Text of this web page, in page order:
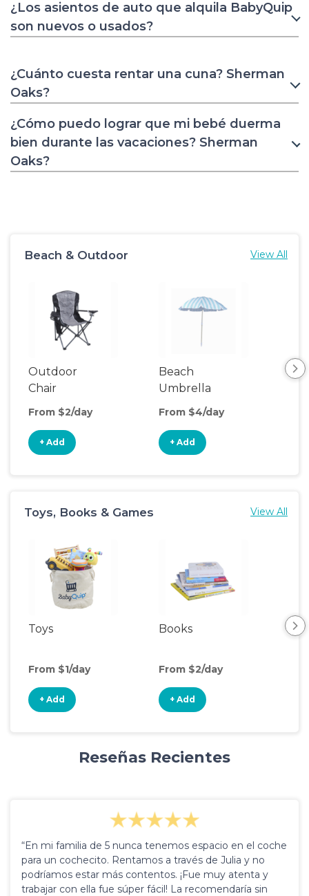
¿Los asientos de auto que alquila BabyQuip
son nuevos o usados?
¿Cuánto cuesta rentar una cuna? Sherman
Oaks?
¿Cómo puedo lograr que mi bebé duerma
bien durante las vacaciones? Sherman
Oaks?
Beach & Outdoor View All
Outdoor
Chair
From $2/day
+ Add
Beach
Umbrella
From $4/day
+ Add
Toys, Books & Games View All
Toys
From $1/day
+ Add
Books
From $2/day
+ Add
Reseñas Recientes
“En mi familia de 5 nunca tenemos espacio en el coche
para un cochecito. Rentamos a través de Julia y no
podríamos estar más contentos. ¡Fue muy atenta y
trabajar con ella fue súper fácil! La recomendaría sin